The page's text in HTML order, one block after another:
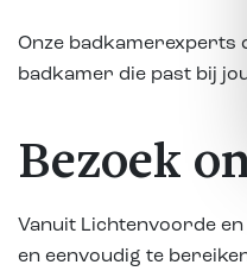
Onze badkamerexperts
badkamer die past bij
Bezoek
Vanuit Lichtenvoorde
en eenvoudig te